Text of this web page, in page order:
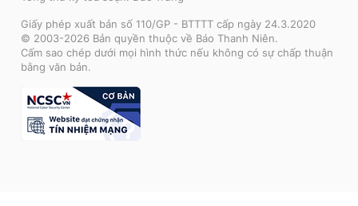
Giấy phép xuất bản số 110/GP - BTTTT cấp ngày 24.3.2020
© 2003-2026 Bản quyền thuộc về Báo Thanh Niên.
Cấm sao chép dưới mọi hình thức nếu không có sự chấp thuận
bằng văn bản.